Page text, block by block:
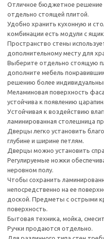
Отличное бюджетное решение
отдельно стоящей плитой.
Удобно хранить кухонную и
комбинации есть модули с
Пространство стены
дополнительному месту для
Выберите отдельно стоящую
дополните мебель
решению более
Меламиновая поверхность
устойчива к появлению царапин.
Устойчивая к воздействию
ламинированная столешница
Дверцы легко установить
глубине и ширине петлям.
Дверцы можно установить
Регулируемые ножки
неровном полу.
Чтобы сохранить
непосредственно на ее
доской. Предметы с острыми
поверхность.
Бытовая техника, мойка,
Ручки продаются отдельно.